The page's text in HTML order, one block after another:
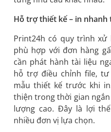
Hỗ trợ thiết kế – in nhanh
Print24h có quy trình xử
phù hợp với đơn hàng
cần phát hành tài liệu
hỗ trợ điều chỉnh file,
mẫu thiết kế trước khi
thiện trong thời gian
lượng cao. Đây là lợi
nhiều đơn vị lựa chọn.